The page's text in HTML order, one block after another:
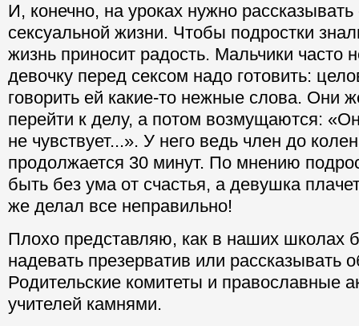
И, конечно, на уроках нужно рассказывать
сексуальной жизни. Чтобы подростки
жизнь приносит радость. Мальчики часто
девочку перед сексом надо готовить:
говорить ей какие-то нежные слова. Они
перейти к делу, а потом возмущаются:
не чувствует...». У него ведь член до
продолжается 30 минут. По мнению
быть без ума от счастья, а девушка
же делал все неправильно!
Плохо представляю, как в наших школах
надевать презерватив или рассказывать
Родительские комитеты и православные
учителей камнями.